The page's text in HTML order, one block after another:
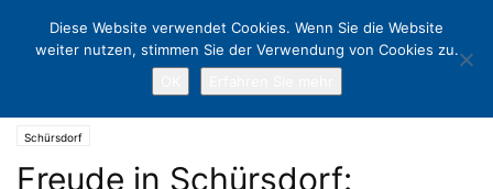
Schürsdorf
Freude in Schürsdorf:
Diese Website verwendet Cookies. Wenn Sie die Website
weiter nutzen, stimmen Sie der Verwendung von Cookies zu.